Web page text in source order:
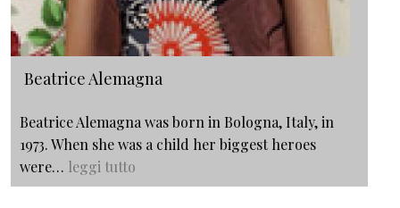
Beatrice Alemagna
Beatrice Alemagna was born in Bologna, Italy, in
1973. When she was a child her biggest heroes
were… leggi tutto